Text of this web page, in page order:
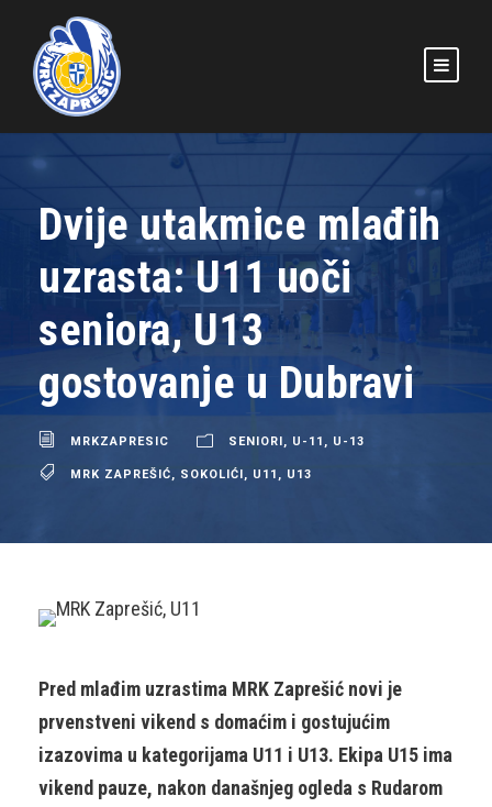
Dvije utakmice mlađih
uzrasta: U11 uoči
seniora, U13
gostovanje u Dubravi
MRKZAPRESIC SENIORI U-11 U-13
MRK ZAPREŠIĆ SOKOLIĆI U11 U13
Pred mlađim uzrastima MRK Zaprešić novi je
prvenstveni vikend s domaćim i gostujućim
izazovima u kategorijama U11 i U13. Ekipa U15 ima
vikend pauze, nakon današnjeg ogleda s Rudarom